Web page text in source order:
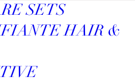
SETS
HAIR &